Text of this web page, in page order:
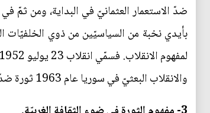
ضدّ الاستعمار العثمانيّ في البداية، ومن ثمّ
بأيدي نخبة من السياسيّين من ذوي
والانقلاب البعثيّ في سوريا عام 1963 ثورة ضدّ النظام الإقطاعيّ، ثمّ توالت التسميات في ليبيا وسوريا والعراق"(عودة، 2011).